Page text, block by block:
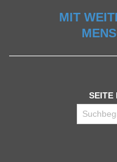
MIT
SEITE